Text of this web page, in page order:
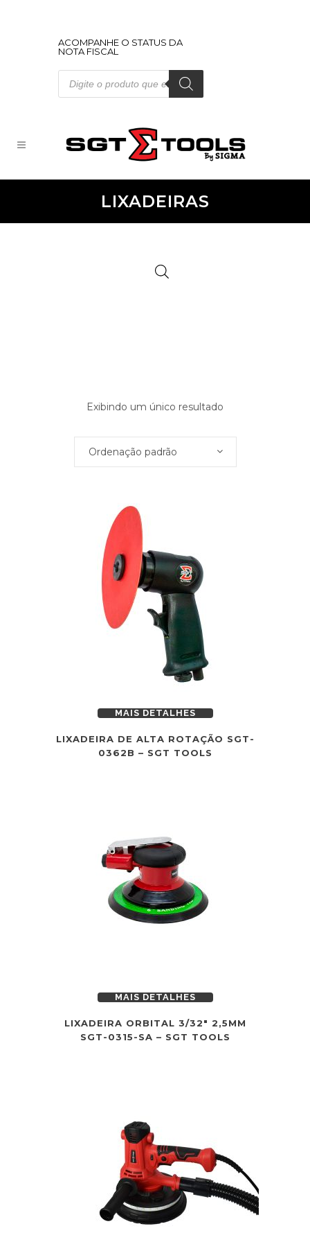
ACOMPANHE O STATUS DA
NOTA FISCAL
Pesquisar
produtos
LIXADEIRAS
Exibindo um único resultado
Ordenação padrão
MAIS DETALHES
LIXADEIRA DE ALTA ROTAÇÃO SGT-
0362B – SGT TOOLS
MAIS DETALHES
LIXADEIRA ORBITAL 3/32″ 2,5MM
SGT-0315-SA – SGT TOOLS